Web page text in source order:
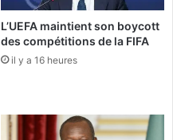
L’UEFA maintient son boycott
des compétitions de la FIFA
il y a 16 heures